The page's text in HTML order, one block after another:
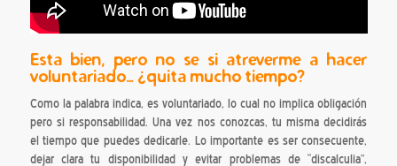
Esta bien, pero no se si atreverme a hacer
voluntariado… ¿quita mucho tiempo?
Como la palabra indica, es voluntariado, lo cual no implica obligación
pero si responsabilidad. Una vez nos conozcas, tu misma decidirás
el tiempo que puedes dedicarle. Lo importante es ser consecuente,
dejar clara tu disponibilidad y evitar problemas de “discalculia”,